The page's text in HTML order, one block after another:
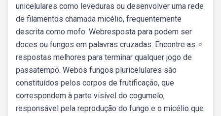
unicelulares como leveduras ou desenvolver uma rede
de filamentos chamada micélio, frequentemente
descrita como mofo. Webresposta para podem ser
doces ou fungos em palavras cruzadas. Encontre as ⭐
respostas melhores para terminar qualquer jogo de
passatempo. Webos fungos pluricelulares são
constituídos pelos corpos de frutificação, que
correspondem à parte visível do cogumelo,
responsável pela reprodução do fungo e o micélio que